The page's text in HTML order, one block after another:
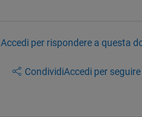
Accedi per rispondere a questa
CondividiAccedi per